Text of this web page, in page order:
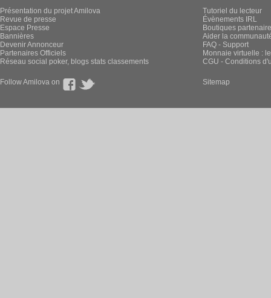
Présentation du projet Amilova
Revue de presse
Espace Presse
Bannières
Devenir Annonceur
Partenaires Officiels
Réseau social poker, blogs stats classements
Tutoriel du lecteur
Évènements IRL
Boutiques
Aider la
FAQ - Support
Monnaie virtuelle :
CGU - Conditions
Follow Amilova on Sitemap